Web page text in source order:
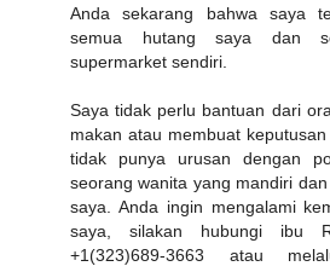
Anda sekarang bahwa saya
semua hutang saya dan
supermarket sendiri.
Saya tidak perlu bantuan dari
makan atau membuat
tidak punya urusan dengan
seorang wanita yang mandiri
saya. Anda ingin mengalami
saya, silakan hubungi ibu
+1(323)689-3663 atau